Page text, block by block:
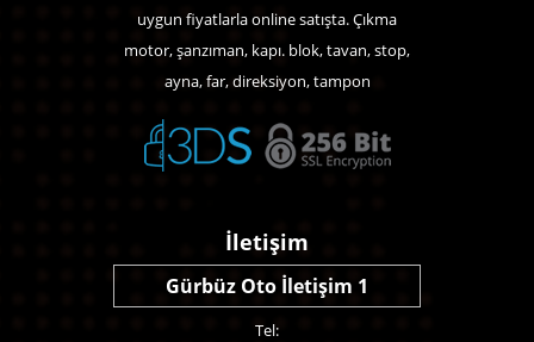
uygun fiyatlarla online satışta. Çıkma
motor, şanzıman, kapı. blok, tavan, stop,
ayna, far, direksiyon, tampon
İletişim
Gürbüz Oto İletişim 1
Tel: